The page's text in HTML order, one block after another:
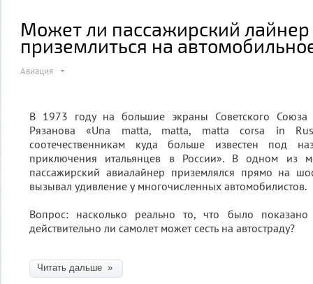
Может ли пассажирский лайнер
приземлиться на
Авиация
В 1973 году на большие экраны Советского
Рязанова «Una matta, matta, matta corsa in
соотечественникам куда больше известен под
приключения итальянцев в России». В одном из
пассажирский авиалайнер приземлялся прямо на
вызывал удивление у многочисленных автомобилистов.
Вопрос: насколько реально то, что было
действительно ли самолет может сесть на автостраду?
Читать дальше »